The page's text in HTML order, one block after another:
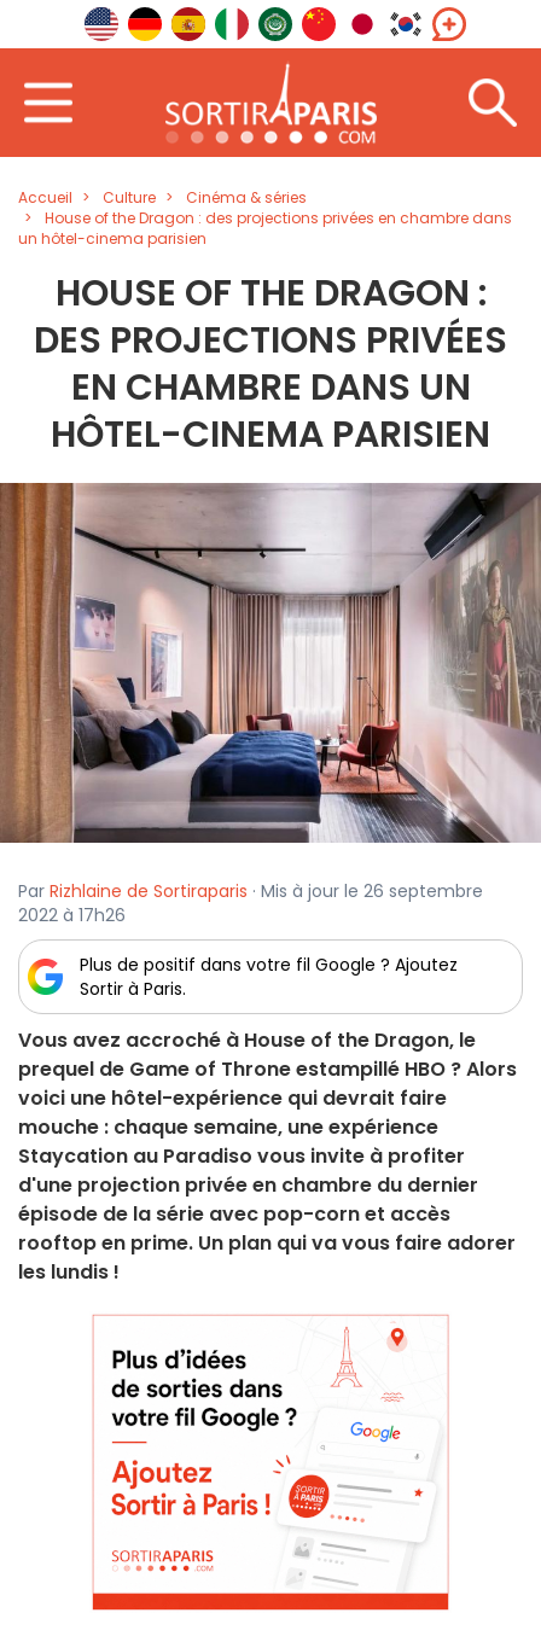
Accueil Culture
Cinéma & séries
House of the Dragon : des projections privées en chambre dans
un hôtel-cinema parisien
HOUSE OF THE DRAGON :
DES PROJECTIONS PRIVÉES
EN CHAMBRE DANS UN
HÔTEL-CINEMA PARISIEN
Par Rizhlaine de Sortiraparis · Mis à jour le 26 septembre
2022 à 17h26
Plus de positif dans votre fil Google ? Ajoutez
Sortir à Paris.
Vous avez accroché à House of the Dragon, le
prequel de Game of Throne estampillé HBO ? Alors
voici une hôtel-expérience qui devrait faire
mouche : chaque semaine, une expérience
Staycation au Paradiso vous invite à profiter
d'une projection privée en chambre du dernier
épisode de la série avec pop-corn et accès
rooftop en prime. Un plan qui va vous faire adorer
les lundis !